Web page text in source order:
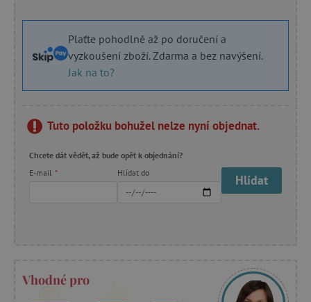
Plaťte pohodlně až po doručení a
vyzkoušení zboží. Zdarma a bez navýšení.
Jak na to?
Tuto položku bohužel nelze nyní objednat.
Chcete dát vědět, až bude opět k objednání?
E-mail * Hlídat do Hlídat
Vhodné pro